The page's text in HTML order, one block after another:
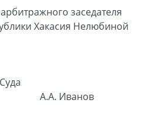
заседателя
Хакасия Нелюбиной
А.А. Иванов